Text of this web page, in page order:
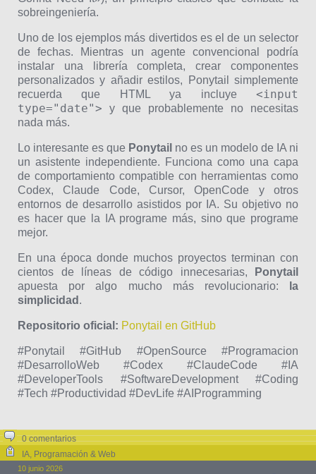
sobreingeniería.
Uno de los ejemplos más divertidos es el de un selector
de fechas. Mientras un agente convencional podría
instalar una librería completa, crear componentes
personalizados y añadir estilos, Ponytail simplemente
recuerda que HTML ya incluye <input
type="date"> y que probablemente no necesitas
nada más.
Lo interesante es que Ponytail no es un modelo de IA ni
un asistente independiente. Funciona como una capa
de comportamiento compatible con herramientas como
Codex, Claude Code, Cursor, OpenCode y otros
entornos de desarrollo asistidos por IA. Su objetivo no
es hacer que la IA programe más, sino que programe
mejor.
En una época donde muchos proyectos terminan con
cientos de líneas de código innecesarias,
Ponytail
apuesta por algo mucho más revolucionario:
la
simplicidad .
Repositorio oficial: Ponytail en GitHub
#Ponytail #GitHub #OpenSource #Programacion
#DesarrolloWeb #Codex #ClaudeCode #IA
#DeveloperTools #SoftwareDevelopment #Coding
#Tech #Productividad #DevLife #AIProgramming
0 comentarios
IA, Programación & Web
10 junio 2026